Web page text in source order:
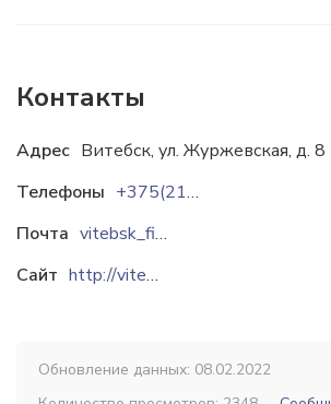
Контакты
Адрес Витебск, ул. Журжевская, д. 8
Телефоны
+375(212)355620
Почта
vitebsk_fish@mail.ru
Сайт
http://vitebskfish.by
Обновление данных: 08.02.2022